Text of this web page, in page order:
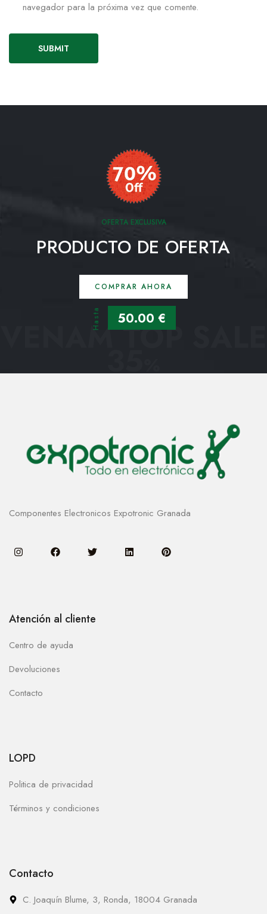
navegador para la próxima vez que comente.
OFERTA EXCLUSIVA
PRODUCTO DE OFERTA
COMPRAR AHORA
Hasta 50.00 €
VENAM TOP SALE
35
Componentes Electronicos Expotronic Granada
Atención al cliente
Centro de ayuda
Devoluciones
Contacto
LOPD
Politica de privacidad
Términos y condiciones
Contacto
C. Joaquín Blume, 3, Ronda, 18004 Granada